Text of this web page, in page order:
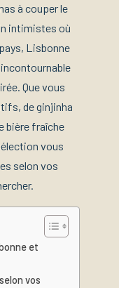
à couper le
intimistes où
Lisbonne
Que vous
de ginjinha
bière fraîche
vous
selon vos
et
vos